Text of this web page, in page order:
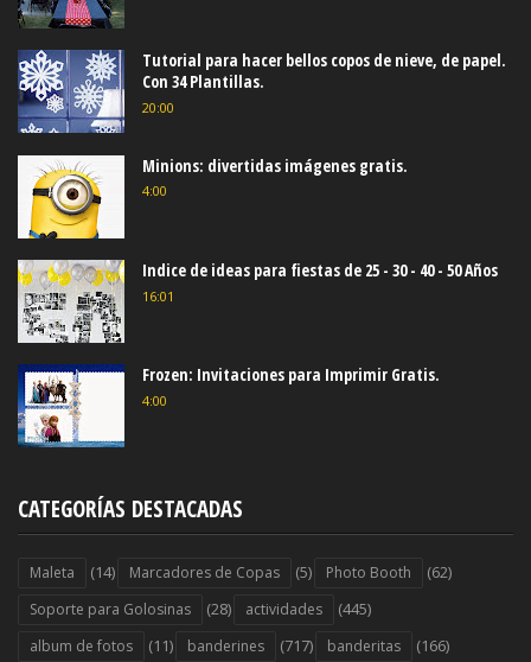
Tutorial para hacer bellos copos de nieve, de papel.
Con 34 Plantillas.
20:00
Minions: divertidas imágenes gratis.
4:00
Indice de ideas para fiestas de 25 - 30 - 40 - 50 Años
16:01
Frozen: Invitaciones para Imprimir Gratis.
4:00
CATEGORÍAS DESTACADAS
Maleta (14) Marcadores de Copas (5) Photo Booth (62)
Soporte para Golosinas (28) actividades (445)
album de fotos (11) banderines (717) banderitas (166)